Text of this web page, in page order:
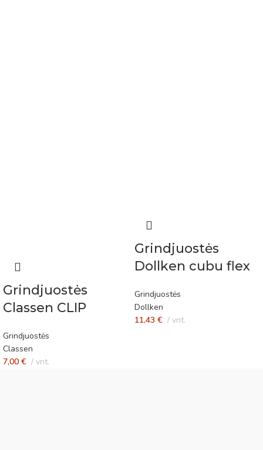
Grindjuostės
Classen CLIP
Grindjuostės
Classen
7,00 € vnt.
Grindjuostės
Dollken cubu flex
Grindjuostės
Dollken
11,43 € vnt.